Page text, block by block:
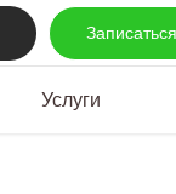
Услуги